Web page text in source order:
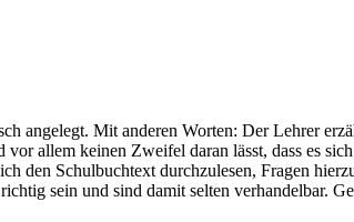
angelegt. Mit anderen Worten: Der Lehrer
allem keinen Zweifel daran lässt, dass es
den Schulbuchtext durchzulesen, Fragen
sein und sind damit selten verhandelbar.